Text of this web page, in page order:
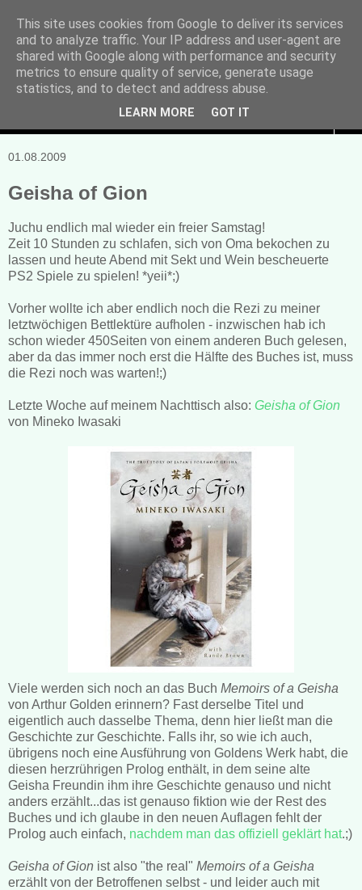
Manuela Sonntag
Bücher, Blogs & mehr
01.08.2009
Geisha of Gion
Juchu endlich mal wieder ein freier Samstag!
Zeit 10 Stunden zu schlafen, sich von Oma bekochen zu
lassen und heute Abend mit Sekt und Wein bescheuerte
PS2 Spiele zu spielen! *yeii*;)
Vorher wollte ich aber endlich noch die Rezi zu meiner
letztwöchigen Bettlektüre aufholen - inzwischen hab ich
schon wieder 450Seiten von einem anderen Buch gelesen,
aber da das immer noch erst die Hälfte des Buches ist, muss
die Rezi noch was warten!;)
Letzte Woche auf meinem Nachttisch also: Geisha of Gion
von Mineko Iwasaki
Viele werden sich noch an das Buch Memoirs of a Geisha
von Arthur Golden erinnern? Fast derselbe Titel und
eigentlich auch dasselbe Thema, denn hier ließt man die
Geschichte zur Geschichte. Falls ihr, so wie ich auch,
übrigens noch eine Ausführung von Goldens Werk habt, die
diesen herzrührigen Prolog enthält, in dem seine alte
Geisha Freundin ihm ihre Geschichte genauso und nicht
anders erzählt...das ist genauso fiktion wie der Rest des
Buches und ich glaube in den neuen Auflagen fehlt der
Prolog auch einfach, nachdem man das offiziell geklärt hat.;)
Geisha of Gion ist also "the real" Memoirs of a Geisha
erzählt von der Betroffenen selbst - und leider auch mit
This site uses cookies from Google to deliver its services
and to analyze traffic. Your IP address and user-agent are
shared with Google along with performance and security
metrics to ensure quality of service, generate usage
statistics, and to detect and address abuse.
LEARN MORE GOT IT